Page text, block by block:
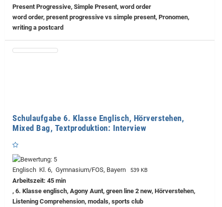
Present Progressive, Simple Present, word order
word order, present progressive vs simple present, Pronomen,
writing a postcard
Schulaufgabe 6. Klasse Englisch, Hörverstehen,
Mixed Bag, Textproduktion: Interview
Englisch Kl. 6, Gymnasium/FOS, Bayern 539 KB
Arbeitszeit: 45 min
, 6. Klasse englisch, Agony Aunt, green line 2 new, Hörverstehen,
Listening Comprehension, modals, sports club